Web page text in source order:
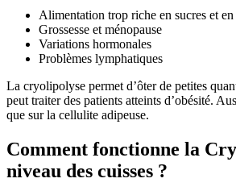
Alimentation trop riche en sucres et en
Grossesse et ménopause
Variations hormonales
Problèmes lymphatiques
La cryolipolyse permet d’ôter de petites
peut traiter des patients atteints d’obésité.
que sur la cellulite adipeuse.
Comment fonctionne la
niveau des cuisses ?